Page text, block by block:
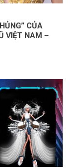
CỦA
VIỆT NAM –